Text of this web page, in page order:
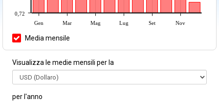
Gen Mar Mag Lug Set Nov
0,72
Media mensile
Visualizza le medie mensili per la
per l'anno